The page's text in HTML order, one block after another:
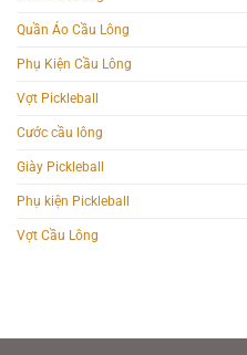
Quần Áo Cầu Lông
Phụ Kiện Cầu Lông
Vợt Pickleball
Cước cầu lông
Giày Pickleball
Phụ kiện Pickleball
Vợt Cầu Lông